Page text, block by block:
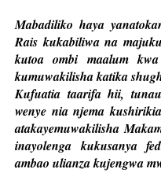
Mabadiliko haya
Rais kukabiliwa na
kutoa ombi maalum
kumuwakilisha katika
Kufuatia taarifa hii,
wenye nia njema
atakayemuwakilisha
inayolenga kukusanya
ambao ulianza kujengwa